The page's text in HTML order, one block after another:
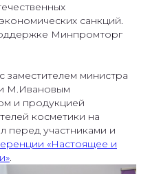
санкций.
Минпромторг
министра
М.Ивановым
и продукцией
косметики на
перед участниками и
«Настоящее и
.